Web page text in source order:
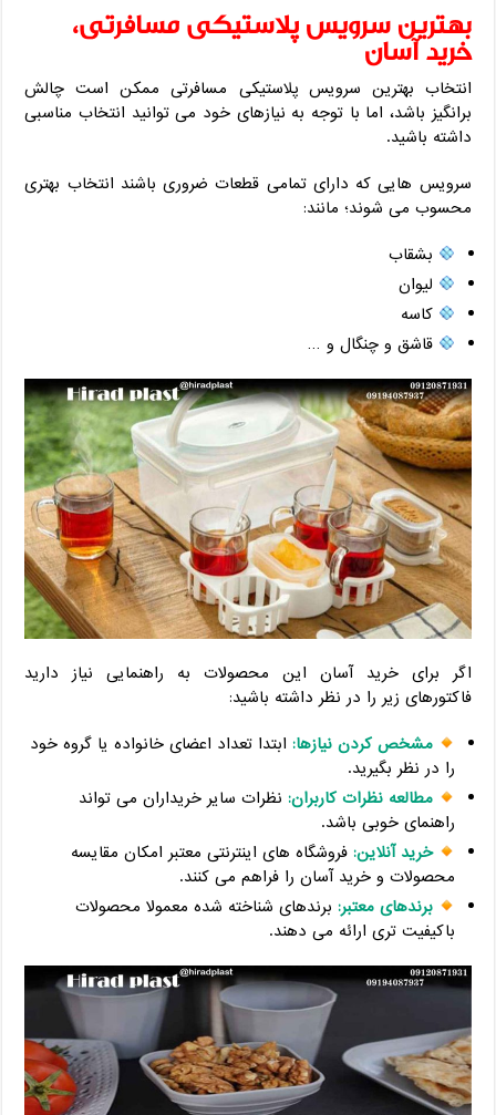
بهترین سرویس پلاستیکی مسافرتی،
خرید آسان
انتخاب بهترین سرویس پلاستیکی مسافرتی ممکن است چالش
برانگیز باشد، اما با توجه به نیازهای خود می توانید انتخاب مناسبی
داشته باشید.
سرویس هایی که دارای تمامی قطعات ضروری باشند انتخاب بهتری
محسوب می شوند؛ مانند:
بشقاب
لیوان
کاسه
قاشق و چنگال و …
اگر برای خرید آسان این محصولات به راهنمایی نیاز دارید
فاکتورهای زیر را در نظر داشته باشید:
مشخص کردن نیازها: ابتدا تعداد اعضای خانواده یا گروه خود
را در نظر بگیرید.
مطالعه نظرات کاربران: نظرات سایر خریداران می تواند
راهنمای خوبی باشد.
خرید آنلاین:فروشگاه های اینترنتی معتبر امکان مقایسه
محصولات و خرید آسان را فراهم می کنند.
برندهای معتبر: برندهای شناخته شده معمولا محصولات
باکیفیت تری ارائه می دهند.